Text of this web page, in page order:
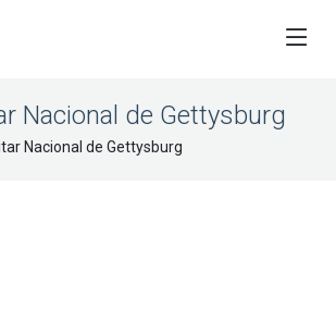
Nacional de Gettysburg
Nacional de Gettysburg